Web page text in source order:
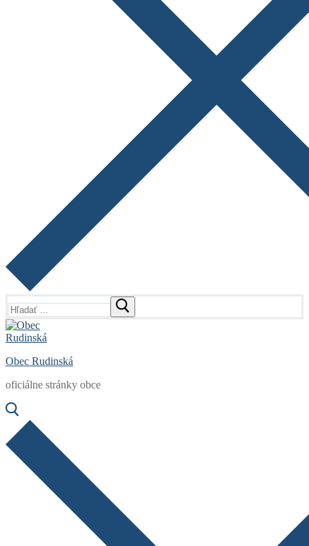
Obec Rudinská
oficiálne stránky obce